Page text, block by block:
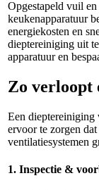
Opgestapeld vuil
keukenapparatuur
energiekosten en
dieptereiniging uit
apparatuur en
Zo verloopt
Een dieptereiniging
ervoor te zorgen
ventilatiesystemen
1. Inspectie &